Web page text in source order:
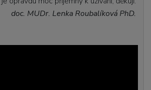
doc. MUDr. Lenka Roubalíková PhD.